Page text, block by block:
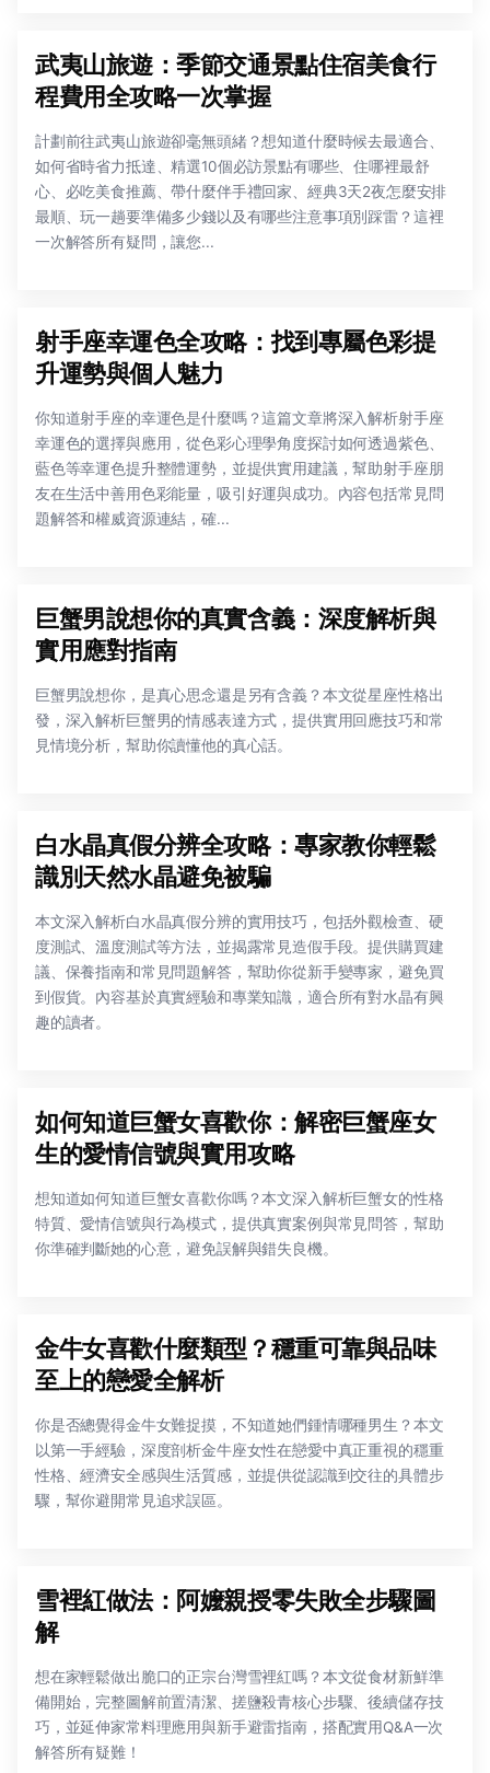
武夷山旅遊：季節交通景點住宿美食行
程費用全攻略一次掌握
計劃前往武夷山旅遊卻毫無頭緒？想知道什麼時候去最適合、
如何省時省力抵達、精選10個必訪景點有哪些、住哪裡最舒
心、必吃美食推薦、帶什麼伴手禮回家、經典3天2夜怎麼安排
最順、玩一趟要準備多少錢以及有哪些注意事項別踩雷？這裡
一次解答所有疑問，讓您...
射手座幸運色全攻略：找到專屬色彩提
升運勢與個人魅力
你知道射手座的幸運色是什麼嗎？這篇文章將深入解析射手座
幸運色的選擇與應用，從色彩心理學角度探討如何透過紫色、
藍色等幸運色提升整體運勢，並提供實用建議，幫助射手座朋
友在生活中善用色彩能量，吸引好運與成功。內容包括常見問
題解答和權威資源連結，確...
巨蟹男說想你的真實含義：深度解析與
實用應對指南
巨蟹男說想你，是真心思念還是另有含義？本文從星座性格出
發，深入解析巨蟹男的情感表達方式，提供實用回應技巧和常
見情境分析，幫助你讀懂他的真心話。
白水晶真假分辨全攻略：專家教你輕鬆
識別天然水晶避免被騙
本文深入解析白水晶真假分辨的實用技巧，包括外觀檢查、硬
度測試、溫度測試等方法，並揭露常見造假手段。提供購買建
議、保養指南和常見問題解答，幫助你從新手變專家，避免買
到假貨。內容基於真實經驗和專業知識，適合所有對水晶有興
趣的讀者。
如何知道巨蟹女喜歡你：解密巨蟹座女
生的愛情信號與實用攻略
想知道如何知道巨蟹女喜歡你嗎？本文深入解析巨蟹女的性格
特質、愛情信號與行為模式，提供真實案例與常見問答，幫助
你準確判斷她的心意，避免誤解與錯失良機。
金牛女喜歡什麼類型？穩重可靠與品味
至上的戀愛全解析
你是否總覺得金牛女難捉摸，不知道她們鍾情哪種男生？本文
以第一手經驗，深度剖析金牛座女性在戀愛中真正重視的穩重
性格、經濟安全感與生活質感，並提供從認識到交往的具體步
驟，幫你避開常見追求誤區。
雪裡紅做法：阿嬤親授零失敗全步驟圖
解
想在家輕鬆做出脆口的正宗台灣雪裡紅嗎？本文從食材新鮮準
備開始，完整圖解前置清潔、搓鹽殺青核心步驟、後續儲存技
巧，並延伸家常料理應用與新手避雷指南，搭配實用Q&A一次
解答所有疑難！